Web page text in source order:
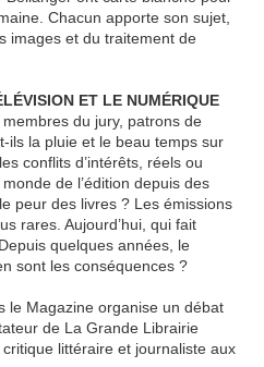
Chacun apporte son sujet,
images et du traitement de
ET LE NUMÉRIQUE
du jury, patrons de
ils la pluie et le beau temps sur
conflits d’intérêts, réels ou
de l’édition depuis des
peur des livres ? Les émissions
rares. Aujourd’hui, qui fait
quelques années, le
sont les conséquences ?
le Magazine organise un débat
de La Grande Librairie
littéraire et journaliste aux